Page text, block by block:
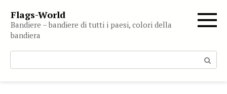
content
Flags-World
Bandiere – bandiere di tutti i paesi, colori della
bandiera
Search: